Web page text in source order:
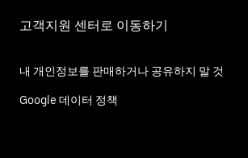
고객지원 센터로 이동하기
내 개인정보를 판매하거나 공유하지 말 것
Google 데이터 정책